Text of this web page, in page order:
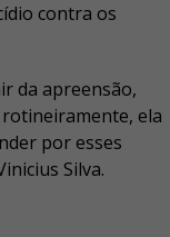
contra os
da apreensão,
ela
por esses
Silva.